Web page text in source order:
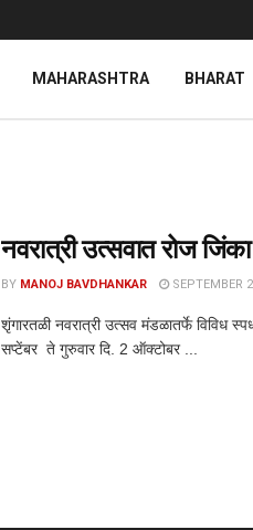
MAHARASHTRA BHARAT
नवरात्री उत्सवात रोज
BY MANOJ BAVDHANKAR SEPTEMBER
शृंगारतळी नवरात्री उत्सव मंडळातर्फे विविध
सप्टेंबर ते गुरुवार दि. 2 ऑक्टोबर ...